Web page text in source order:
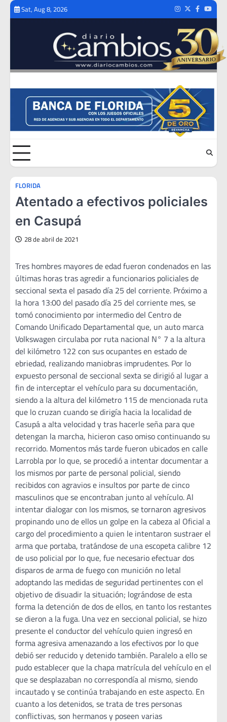
Skip
Sat, Aug 8, 2026 Instagram
TwitterFacebook
FLORIDA
Atentado a efectivos policiales
en Casupá
28 de abril de 2021
Tres hombres mayores de edad fueron condenados en las
últimas horas tras agredir a funcionarios policiales de
seccional sexta el pasado día 25 del corriente. Próximo a
la hora 13:00 del pasado día 25 del corriente mes, se
tomó conocimiento por intermedio del Centro de
Comando Unificado Departamental que, un auto marca
Volkswagen circulaba por ruta nacional N° 7 a la altura
del kilómetro 122 con sus ocupantes en estado de
ebriedad, realizando maniobras imprudentes. Por lo
expuesto personal de seccional sexta se dirigió al lugar a
fin de interceptar el vehículo para su documentación,
siendo a la altura del kilómetro 115 de mencionada ruta
que lo cruzan cuando se dirigía hacia la localidad de
Casupá a alta velocidad y tras hacerle seña para que
detengan la marcha, hicieron caso omiso continuando su
recorrido. Momentos más tarde fueron ubicados en calle
Larrobla por lo que, se procedió a intentar documentar a
los mismos por parte de personal policial, siendo
recibidos con agravios e insultos por parte de cinco
masculinos que se encontraban junto al vehículo. Al
intentar dialogar con los mismos, se tornaron agresivos
propinando uno de ellos un golpe en la cabeza al Oficial a
cargo del procedimiento a quien le intentaron sustraer el
arma que portaba, tratándose de una escopeta calibre 12
de uso policial por lo que, fue necesario efectuar dos
disparos de arma de fuego con munición no letal
adoptando las medidas de seguridad pertinentes con el
objetivo de disuadir la situación; lográndose de esta
forma la detención de dos de ellos, en tanto los restantes
se dieron a la fuga. Una vez en seccional policial, se hizo
presente el conductor del vehículo quien ingresó en
forma agresiva amenazando a los efectivos por lo que
debió ser reducido y detenido también. Paralelo a ello se
pudo establecer que la chapa matrícula del vehículo en el
que se desplazaban no correspondía al mismo, siendo
incautado y se continúa trabajando en este aspecto. En
cuanto a los detenidos, se trata de tres personas
conflictivas, son hermanos y poseen varias